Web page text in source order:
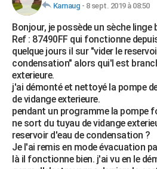
Retraite
Impôts
Epargne
Immobilier
Risques naturels par ville
Banque
Assurance
Crédit
AUTO
Essais
Réserver un essai
Citadines
Berlines
SUV
Forum auto
+HIGH-TECH
Mobiles
Meilleur smartphone
Internet
Ordinateurs
Jeux vidéo
Guide high-tech
+BRICOLAGE
Forum
Aménagement intérieur
Extérieur
Cuisine
Salle de bains
Jardinage
Rangement
WEEK-END
Guides de France
Escapades
Patrimoine
Expositions
Musées
Week-end nature
LIFESTYLE
Art de vivre
Modes de vie
SANTE
Alimentation
Guide de la santé
Maladies
Médicaments
Sommeil
VOYAGE
Karnaug - 8 sept. 2019 à 08:50
Bonjour, je possède un sèche linge
Ref : 87490FF qui fonctionne
quelque jours il sur "vider le
condensation" alors qui'l est
exterieure.
j'ai démonté et nettoyé la pompe
de vidange exterieure.
pendant un programme la pompe
ne sort du tuyau de vidange
reservoir d'eau de condensation ?
Je l'ai remis en mode évacuation
là il fonctionne bien. j'ai vu en le